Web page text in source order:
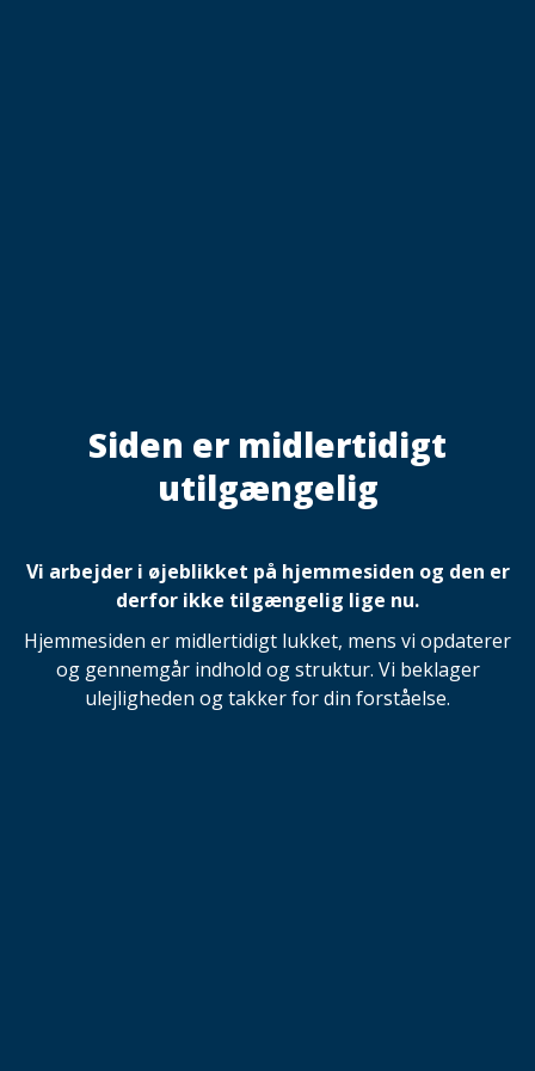
Siden er midlertidigt
utilgængelig
Vi arbejder i øjeblikket på hjemmesiden og den er
derfor ikke tilgængelig lige nu.
Hjemmesiden er midlertidigt lukket, mens vi opdaterer
og gennemgår indhold og struktur. Vi beklager
ulejligheden og takker for din forståelse.